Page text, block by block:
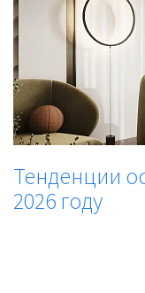
Тенденции
2026 году